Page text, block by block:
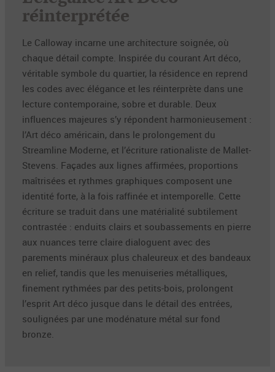
réinterprétée
Le Calloway incarne une architecture soignée, où
chaque détail compte. Inspirée du courant Art déco,
véritable symbole du quartier, la résidence en reprend
les codes avec élégance et les réinterprète dans une
lecture contemporaine, sobre et durable. Deux
influences majeures s’y répondent harmonieusement :
l’Art déco américain, dans le prolongement du
Streamline Moderne, et l’écriture rationaliste de Mallet-
Stevens. Façades aux lignes affirmées, proportions
maîtrisées et rythmes graphiques composent une
identité forte, à la fois raffinée et intemporelle. Cette
écriture se traduit dans une matérialité subtilement
contrastée : enduits clairs et soubassements en pierre
aux nuances terre claire dialoguent avec des
parements minéraux plus chaleureux et des bandeaux
en relief, tandis que les menuiseries métalliques,
finement rythmées par des petits-bois, prolongent
l’esprit Art déco jusque dans le détail des entrées,
soulignées par une modénature métal sur fond
bronze.